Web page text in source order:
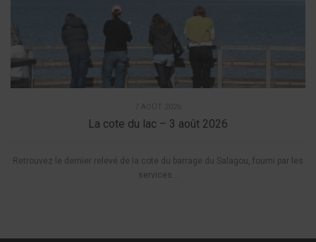
La cote du lac – 3 août 2026
Retrouvez le dernier relevé de la cote du barrage du Salagou, fourni par les
services...